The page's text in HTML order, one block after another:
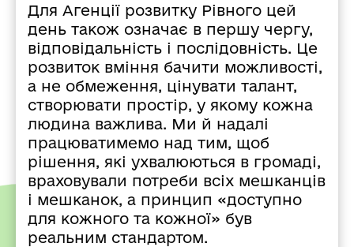
Для Агенції розвитку Рівного цей
день також означає в першу чергу,
відповідальність і послідовність. Це
розвиток вміння бачити можливості,
а не обмеження, цінувати талант,
створювати простір, у якому кожна
людина важлива. Ми й надалі
працюватимемо над тим, щоб
рішення, які ухвалюються в громаді,
враховували потреби всіх мешканців
і мешканок, а принцип «доступно
для кожного та кожної» був
реальним стандартом.